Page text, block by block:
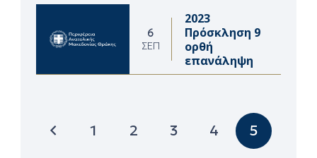
6
ΣΕΠ
2023
Πρόσκληση 9
ορθή
επανάληψη
1 2 3 4 5